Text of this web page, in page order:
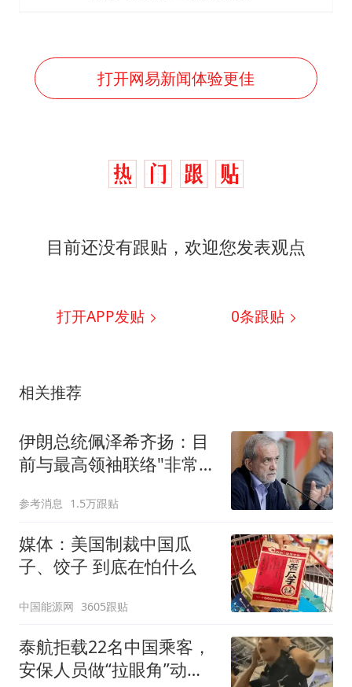
打开网易新闻体验更佳
目前还没有跟贴，欢迎您发表观点
打开APP发贴 0条跟贴
相关推荐
伊朗总统佩泽希齐扬：目
前与最高领袖联络"非常困
参考消息 1.5万跟贴
媒体：美国制裁中国瓜
子、饺子 到底在怕什么
中国能源网 3605跟贴
泰航拒载22名中国乘客，
安保人员做“拉眼角”动